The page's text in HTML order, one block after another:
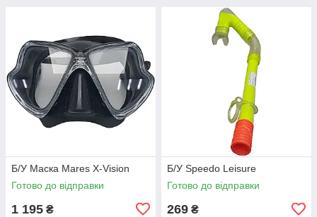
Б/У Маска Mares X-Vision
Готово до відправки
1 195 ₴
Б/У Speedo Leisure
Готово до відправки
269 ₴